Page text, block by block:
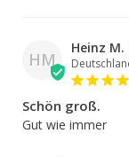
HM
Heinz M.
Schön groß.
Gut wie immer